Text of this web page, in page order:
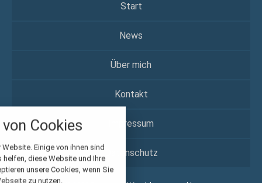
Start
News
Über mich
Kontakt
Impressum
Datenschutz
Cookies
Einige von ihnen sind
diese Website und Ihre
unsere Cookies, wenn Sie
zu nutzen.
alle verwendeten Cookies und
folgende Kategorien zu
zu blockieren.
Notwendig